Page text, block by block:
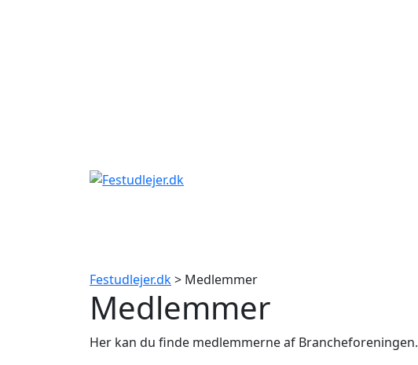
Festudlejer.dk> Medlemmer
Medlemmer
Her kan du finde medlemmerne af Brancheforeningen.